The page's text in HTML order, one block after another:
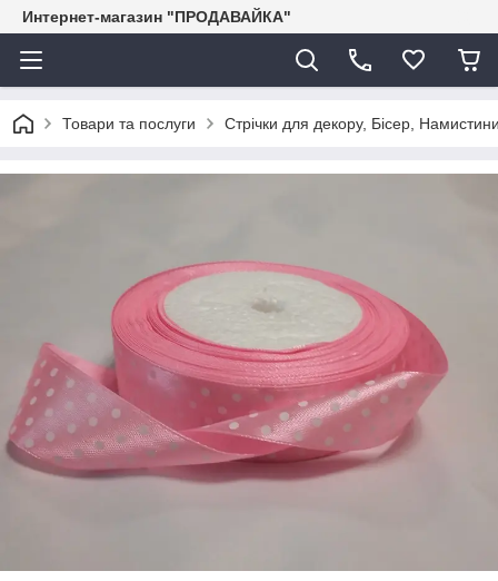
Интернет-магазин "ПРОДАВАЙКА"
Товари та послуги Стрічки для декору, Бісер,